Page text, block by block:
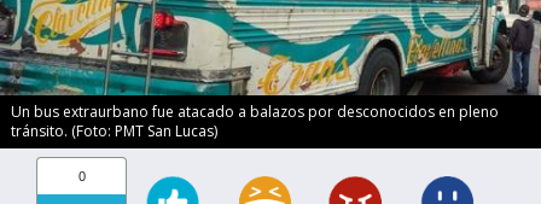
Un bus extraurbano fue atacado a balazos por desconocidos en pleno
tránsito. (Foto: PMT San Lucas)
0